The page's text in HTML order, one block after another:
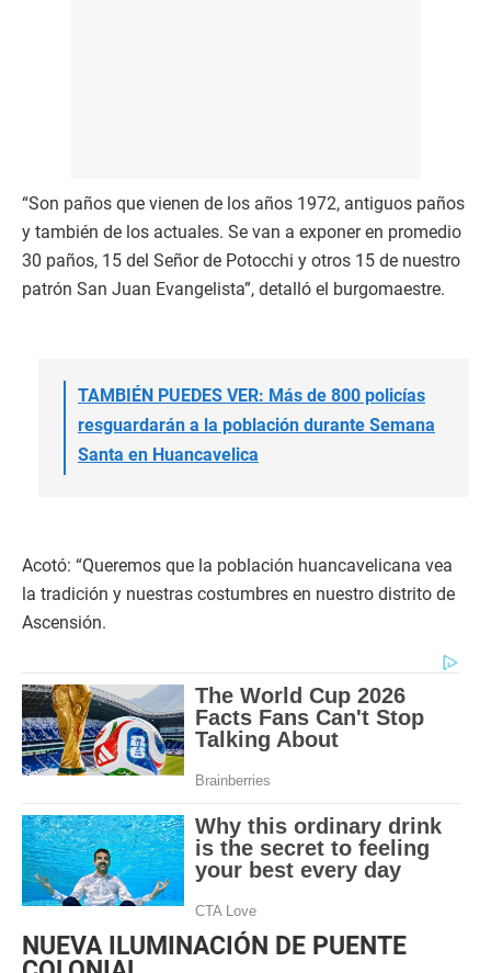
“Son paños que vienen de los años 1972, antiguos paños
y también de los actuales. Se van a exponer en promedio
30 paños, 15 del Señor de Potocchi y otros 15 de nuestro
patrón San Juan Evangelista”, detalló el burgomaestre.
TAMBIÉN PUEDES VER: Más de 800 policías
resguardarán a la población durante Semana
Santa en Huancavelica
Acotó: “Queremos que la población huancavelicana vea
la tradición y nuestras costumbres en nuestro distrito de
Ascensión.
NUEVA ILUMINACIÓN DE PUENTE